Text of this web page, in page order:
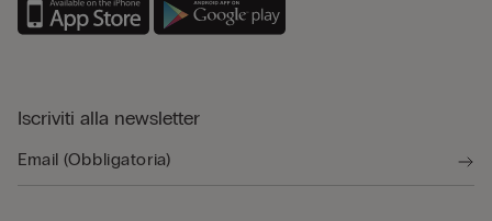
Iscriviti alla newsletter